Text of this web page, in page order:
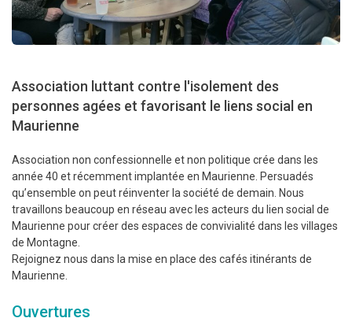
Association luttant contre l'isolement des
personnes agées et favorisant le liens social en
Maurienne
Association non confessionnelle et non politique crée dans les
année 40 et récemment implantée en Maurienne. Persuadés
qu’ensemble on peut réinventer la société de demain. Nous
travaillons beaucoup en réseau avec les acteurs du lien social de
Maurienne pour créer des espaces de convivialité dans les villages
de Montagne.
Rejoignez nous dans la mise en place des cafés itinérants de
Maurienne.
Ouvertures